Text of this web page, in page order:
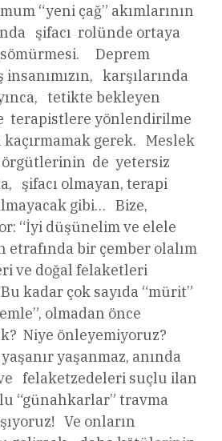
“yeni çağ” akımlarının
şifacı rolünde ortaya
sömürmesi. Deprem
karşılarında
tetikte bekleyen
terapistlere yönlendirilme
gerek. Meslek
de yetersiz
şifacı olmayan, terapi
gibi… Bize,
“İyi düşünelim ve elele
bir çember olalım
ve doğal felaketleri
kadar çok sayıda “mürit”
olmadan önce
Niye önleyemiyoruz?
yaşanmaz, anında
felaketzedeleri suçlu ilan
“günahkarlar” travma
Ve onların